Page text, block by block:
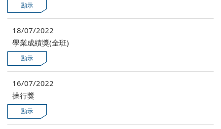
18/07/2022
學業成績獎(全班)
16/07/2022
操行獎